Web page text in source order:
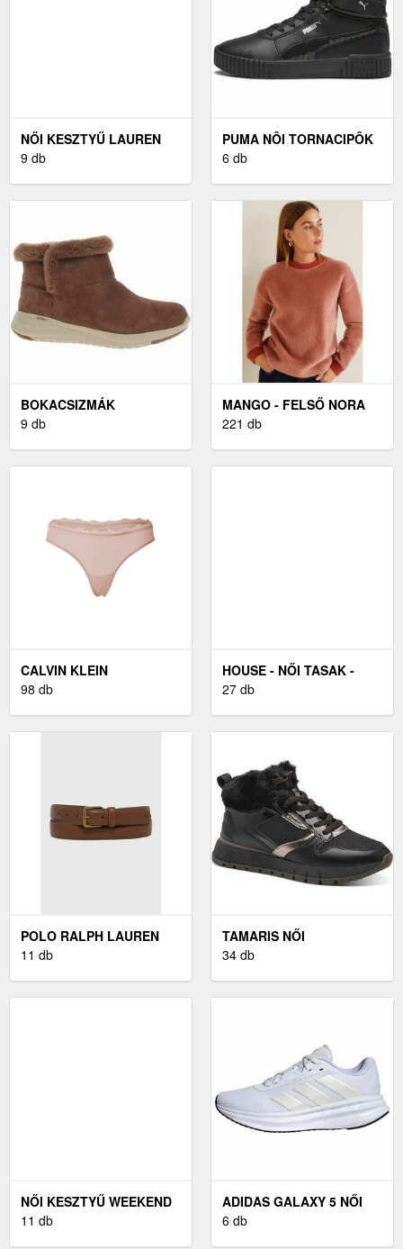
NŐI KESZTYŰ LAUREN
RALPH LAUREN
9 db
PUMA NÔI TORNACIPÔK
FEKETE - 38
6 db
BOKACSIZMÁK
SKECHERS ON THE GO
9 db
MANGO - FELSŐ NORA
221 db
CALVIN KLEIN
UNDERWEAR - NŐI ALSÓ
98 db
HOUSE - NŐI TASAK -
FEKETE
27 db
POLO RALPH LAUREN
BŐR ÖV BARNA, FÉRFI
11 db
TAMARIS NŐI
BOKACSIZMA - SZÜRKE
34 db
NŐI KESZTYŰ WEEKEND
MAX MARA
11 db
ADIDAS GALAXY 5 NŐI
FUTÓCIPŐ
6 db